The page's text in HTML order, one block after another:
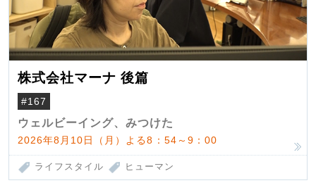
株式会社マーナ 後篇
#167
ウェルビーイング、みつけた
2026年8月10日（月）よる8：54～9：00
ライフスタイル ヒューマン